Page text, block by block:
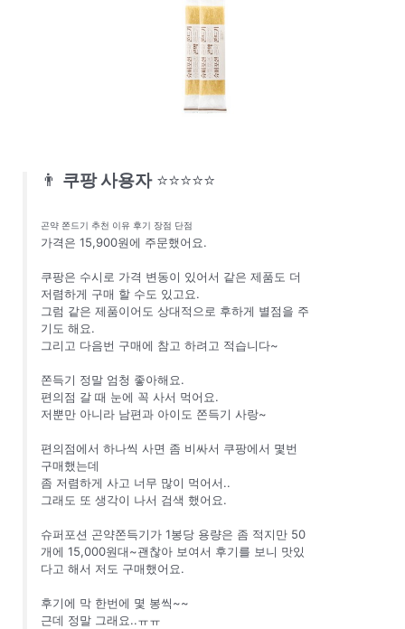
👨 쿠팡 사용자 ⭐⭐⭐⭐⭐
곤약 쫀드기 추천 이유 후기 장점 단점
가격은 15,900원에 주문했어요.
쿠팡은 수시로 가격 변동이 있어서 같은 제품도 더
저렴하게 구매 할 수도 있고요.
그럼 같은 제품이어도 상대적으로 후하게 별점을 주
기도 해요.
그리고 다음번 구매에 참고 하려고 적습니다~
쫀득기 정말 엄청 좋아해요.
편의점 갈 때 눈에 꼭 사서 먹어요.
저뿐만 아니라 남편과 아이도 쫀득기 사랑~
편의점에서 하나씩 사면 좀 비싸서 쿠팡에서 몇번
구매했는데
좀 저렴하게 사고 너무 많이 먹어서..
그래도 또 생각이 나서 검색 했어요.
슈퍼포션 곤약쫀득기가 1봉당 용량은 좀 적지만 50
개에 15,000원대~괜찮아 보여서 후기를 보니 맛있
다고 해서 저도 구매했어요.
후기에 막 한번에 몇 봉씩~~
근데 정말 그래요..ㅠㅠ